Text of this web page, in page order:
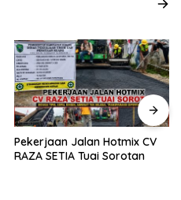
Pekerjaan Jalan Hotmix CV
RAZA SETIA Tuai Sorotan